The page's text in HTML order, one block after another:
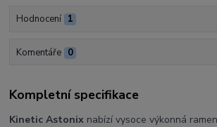
Hodnocení 1
Komentáře 0
Kompletní specifikace
Kinetic Astonix nabízí vysoce výkonná